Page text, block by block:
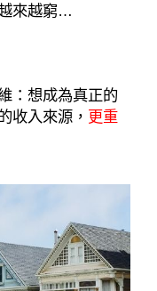
來越窮…
：想成為真正的
收入來源， 更重